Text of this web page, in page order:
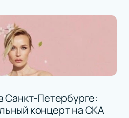
Санкт-Петербурге:
концерт на СКА